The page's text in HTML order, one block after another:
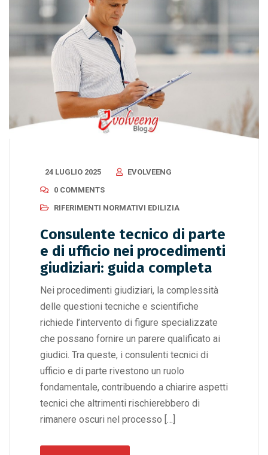
24 LUGLIO 2025
EVOLVEENG
0 COMMENTS
RIFERIMENTI NORMATIVI EDILIZIA
Consulente tecnico di parte
e di ufficio nei procedimenti
giudiziari: guida completa
Nei procedimenti giudiziari, la complessità
delle questioni tecniche e scientifiche
richiede l’intervento di figure specializzate
che possano fornire un parere qualificato ai
giudici. Tra queste, i consulenti tecnici di
ufficio e di parte rivestono un ruolo
fondamentale, contribuendo a chiarire aspetti
tecnici che altrimenti rischierebbero di
rimanere oscuri nel processo […]